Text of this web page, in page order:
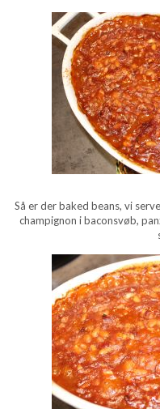
Så er der baked beans, vi
champignon i baconsvøb,